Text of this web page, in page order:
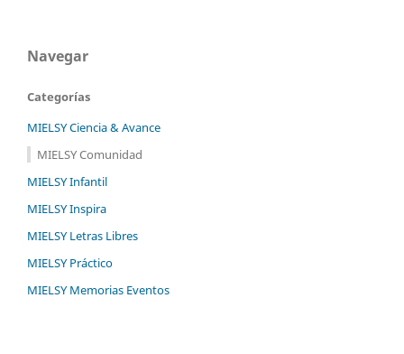
Navegar
Categorías
MIELSY Ciencia & Avance
MIELSY Comunidad
MIELSY Infantil
MIELSY Inspira
MIELSY Letras Libres
MIELSY Práctico
MIELSY Memorias Eventos